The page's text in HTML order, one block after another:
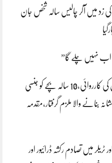
کی زد میں آکر چالیس سالہ شخص جان
اب نہیں چلے گا”
جہلم پولیس کی کارروائی،10 سالہ بچے کو جنسی
بنانے والا ملزم گرفتار،مقدمہ
ٹریلر میں تصادم رکشہ ڈرائیور اور